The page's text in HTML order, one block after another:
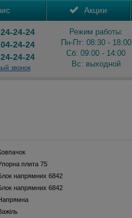
Акции
24-24
24-24
24-24
звонок
Режим работы:
Пн-Пт: 08:30 - 18:00
Сб: 09:00 - 14:00
Вс: выходной
плита 75
напрямних 6842
напрямних 6842